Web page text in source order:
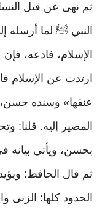
ثم نهى عن قتل
النبي ﷺ لما أرسله
الإسلام، فادعه،
ارتدت عن الإسلام
عنقها» وسنده
المصير إليه. قلنا:
بحسن، ويأتي بيانه
ثم قال الحافظ:
الحدود كلها: